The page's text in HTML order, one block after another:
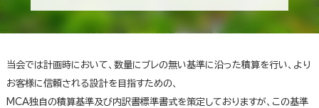
当会では計画時において、数量にブレの無い基準に沿った積算を行い、より
お客様に信頼される設計を目指すための、
MCA独自の積算基準及び内訳書標準書式を策定しておりますが、この基準